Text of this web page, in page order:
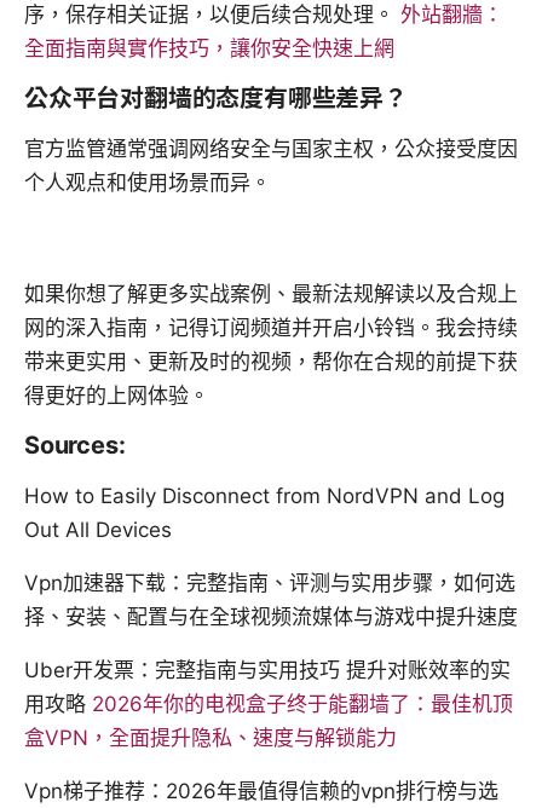
序，保存相关证据，以便后续合规处理。 外站翻牆：
全面指南與實作技巧，讓你安全快速上網
公众平台对翻墙的态度有哪些差异？
官方监管通常强调网络安全与国家主权，公众接受度因
个人观点和使用场景而异。
如果你想了解更多实战案例、最新法规解读以及合规上
网的深入指南，记得订阅频道并开启小铃铛。我会持续
带来更实用、更新及时的视频，帮你在合规的前提下获
得更好的上网体验。
Sources:
How to Easily Disconnect from NordVPN and Log
Out All Devices
Vpn加速器下载：完整指南、评测与实用步骤，如何选
择、安装、配置与在全球视频流媒体与游戏中提升速度
Uber开发票：完整指南与实用技巧 提升对账效率的实
用攻略 2026年你的电视盒子终于能翻墙了：最佳机顶
盒VPN，全面提升隐私、速度与解锁能力
Vpn梯子推荐：2026年最值得信赖的vpn排行榜与选